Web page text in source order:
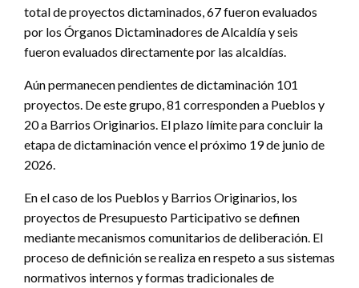
total de proyectos dictaminados, 67 fueron evaluados
por los Órganos Dictaminadores de Alcaldía y seis
fueron evaluados directamente por las alcaldías.
Aún permanecen pendientes de dictaminación 101
proyectos. De este grupo, 81 corresponden a Pueblos y
20 a Barrios Originarios. El plazo límite para concluir la
etapa de dictaminación vence el próximo 19 de junio de
2026.
En el caso de los Pueblos y Barrios Originarios, los
proyectos de Presupuesto Participativo se definen
mediante mecanismos comunitarios de deliberación. El
proceso de definición se realiza en respeto a sus sistemas
normativos internos y formas tradicionales de